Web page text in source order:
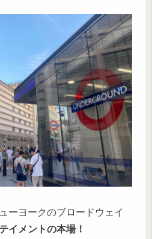
ーヨークのブロードウェイ
イメントの本場！